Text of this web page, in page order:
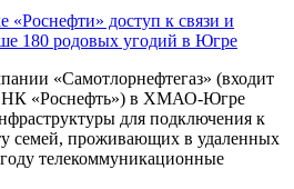
«Роснефти» доступ к связи и
180 родовых угодий в Югре
«Самотлорнефтегаз» (входит
НК «Роснефть») в ХМАО-Югре
для подключения к
семей, проживающих в удаленных
телекоммуникационные